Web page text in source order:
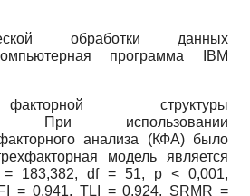
обработки данных
программа IBM
структуры
При использовании
анализа (КФА) было
модель является
= 183,382, df = 51, p < 0,001,
= 0,941, TLI = 0,924, SRMR =